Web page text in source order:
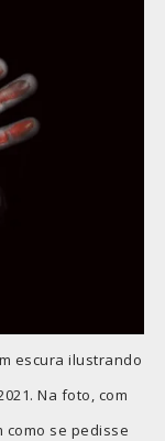
escura ilustrando
Na foto, com
como se pedisse